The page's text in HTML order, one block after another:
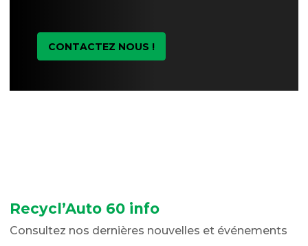
CONTACTEZ NOUS !
Recycl’Auto 60 info
Consultez nos dernières nouvelles et événements